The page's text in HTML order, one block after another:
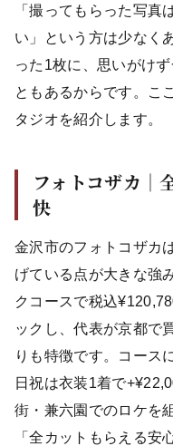
「撮ってもらった写真
い」という方は少なく
った1枚に、思いがけ
ともあるからです。こ
タジオを紹介します。
フォトコザカ｜
快
金沢市のフォトコザカ
げている点が大きな強
クコースで税込
ックし、代表が京都で
りも特徴です。コース
日祝は衣装1着で
街・兼六園でのロケを
「全カットもらえる安